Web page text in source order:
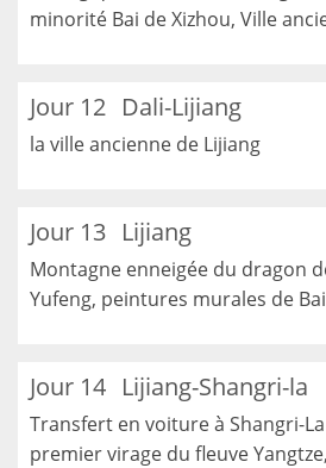
minorité Bai de Xizhou, Ville
Jour 12 Dali-Lijiang
la ville ancienne de Lijiang
Jour 13 Lijiang
Montagne enneigée du dragon
Yufeng, peintures murales de
Jour 14 Lijiang-Shangri-la
Transfert en voiture à Shangri-
premier virage du fleuve